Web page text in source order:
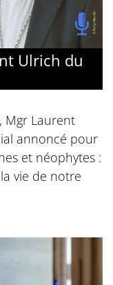
Ulrich du
Mgr Laurent
annoncé pour
et néophytes :
vie de notre